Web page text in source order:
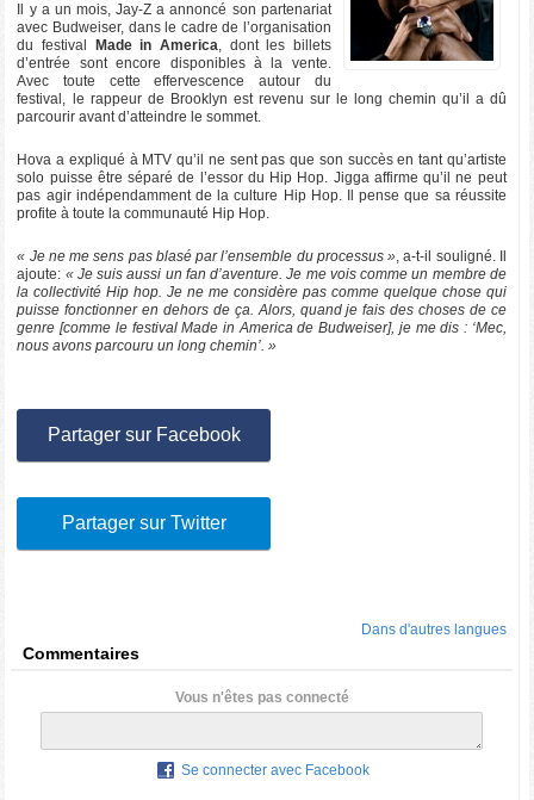
Il y a un mois, Jay-Z a annoncé son partenariat
avec Budweiser, dans le cadre de l’organisation
du festival
Made in America, dont les billets
d’entrée sont encore disponibles à la vente.
Avec toute cette effervescence autour du
festival, le rappeur de Brooklyn est revenu sur le long chemin qu’il a dû
parcourir avant d’atteindre le sommet.
Hova a expliqué à MTV qu’il ne sent pas que son succès en tant qu’artiste
solo puisse être séparé de l’essor du Hip Hop. Jigga affirme qu’il ne peut
pas agir indépendamment de la culture Hip Hop. Il pense que sa réussite
profite à toute la communauté Hip Hop.
« Je ne me sens pas blasé par l’ensemble du processus », a-t-il souligné. Il
ajoute: « Je suis aussi un fan d’aventure. Je me vois comme un membre de
la collectivité Hip hop. Je ne me considère pas comme quelque chose qui
puisse fonctionner en dehors de ça. Alors, quand je fais des choses de ce
genre [comme le festival Made in America de Budweiser], je me dis : ‘Mec,
nous avons parcouru un long chemin’. »
Partager sur Facebook
Partager sur Twitter
Dans d'autres langues
Commentaires
Vous n'êtes pas connecté
Se connecter avec Facebook